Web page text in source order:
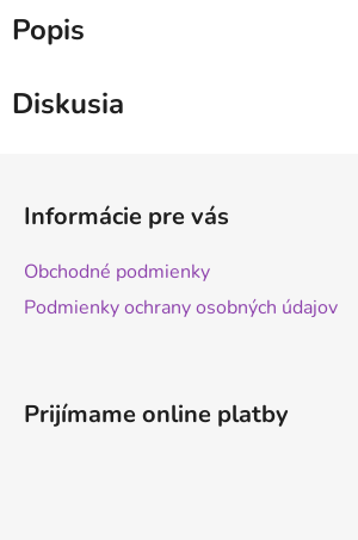
Popis
Diskusia
Informácie pre vás
Obchodné podmienky
Podmienky ochrany osobných údajov
Prijímame online platby